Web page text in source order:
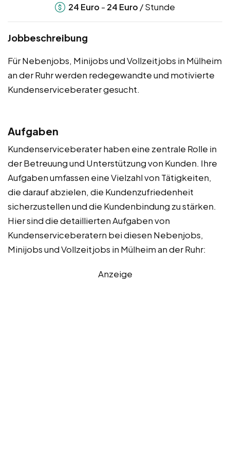
24 Euro - 24 Euro / Stunde
Jobbeschreibung
Für Nebenjobs, Minijobs und Vollzeitjobs in Mülheim
an der Ruhr werden redegewandte und motivierte
Kundenserviceberater gesucht.
Aufgaben
Kundenserviceberater haben eine zentrale Rolle in
der Betreuung und Unterstützung von Kunden. Ihre
Aufgaben umfassen eine Vielzahl von Tätigkeiten,
die darauf abzielen, die Kundenzufriedenheit
sicherzustellen und die Kundenbindung zu stärken.
Hier sind die detaillierten Aufgaben von
Kundenserviceberatern bei diesen Nebenjobs,
Minijobs und Vollzeitjobs in Mülheim an der Ruhr:
Anzeige